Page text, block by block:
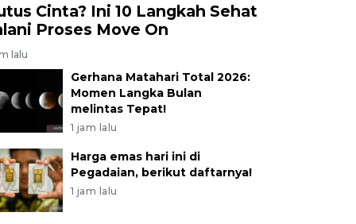
Cinta? Ini 10 Langkah Sehat
Proses Move On
lalu
Gerhana Matahari Total 2026:
Momen Langka Bulan
melintas Tepat!
1 jam lalu
Harga emas hari ini di
Pegadaian, berikut daftarnya!
1 jam lalu